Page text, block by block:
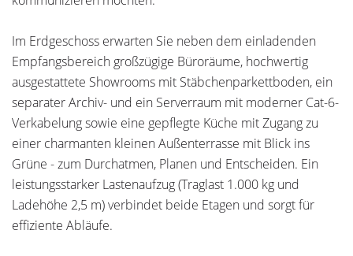
Im Erdgeschoss erwarten Sie neben dem einladenden
Empfangsbereich großzügige Büroräume, hochwertig
ausgestattete Showrooms mit Stäbchenparkettboden, ein
separater Archiv- und ein Serverraum mit moderner Cat-6-
Verkabelung sowie eine gepflegte Küche mit Zugang zu
einer charmanten kleinen Außenterrasse mit Blick ins
Grüne - zum Durchatmen, Planen und Entscheiden. Ein
leistungsstarker Lastenaufzug (Traglast 1.000 kg und
Ladehöhe 2,5 m) verbindet beide Etagen und sorgt für
effiziente Abläufe.